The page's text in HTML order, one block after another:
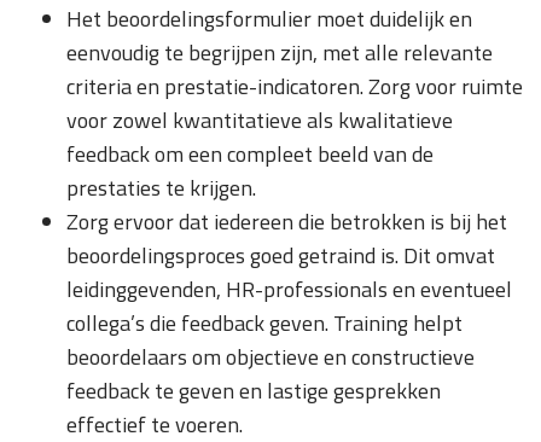
Het beoordelingsformulier moet duidelijk en
eenvoudig te begrijpen zijn, met alle relevante
criteria en prestatie-indicatoren. Zorg voor ruimte
voor zowel kwantitatieve als kwalitatieve
feedback om een compleet beeld van de
prestaties te krijgen.
Zorg ervoor dat iedereen die betrokken is bij het
beoordelingsproces goed getraind is. Dit omvat
leidinggevenden, HR-professionals en eventueel
collega’s die feedback geven. Training helpt
beoordelaars om objectieve en constructieve
feedback te geven en lastige gesprekken
effectief te voeren.